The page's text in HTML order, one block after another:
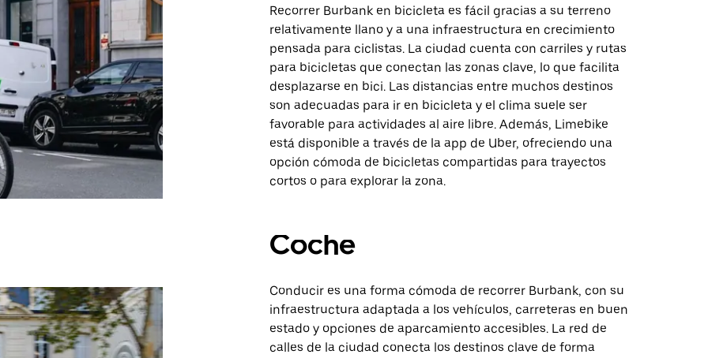
Recorrer Burbank en bicicleta es fácil gracias a su terreno
relativamente llano y a una infraestructura en crecimiento
pensada para ciclistas. La ciudad cuenta con carriles y rutas
para bicicletas que conectan las zonas clave, lo que facilita
desplazarse en bici. Las distancias entre muchos destinos
son adecuadas para ir en bicicleta y el clima suele ser
favorable para actividades al aire libre. Además, Limebike
está disponible a través de la app de Uber, ofreciendo una
opción cómoda de bicicletas compartidas para trayectos
cortos o para explorar la zona.
Coche
Conducir es una forma cómoda de recorrer Burbank, con su
infraestructura adaptada a los vehículos, carreteras en buen
estado y opciones de aparcamiento accesibles. La red de
calles de la ciudad conecta los destinos clave de forma